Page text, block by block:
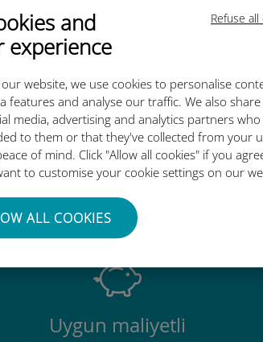
Refuse
and
experience
website, we use cookies to personalise
features and analyse our traffic. We also share
media, advertising and analytics partners who
to them or that they've collected from your
of mind. Click "Allow all cookies" if you
to customise your cookie settings on our
ALL COOKIES
ve
için.Çok basit!
veri planınızı
kontrol
bu kadar harika
Uygun maliyetli